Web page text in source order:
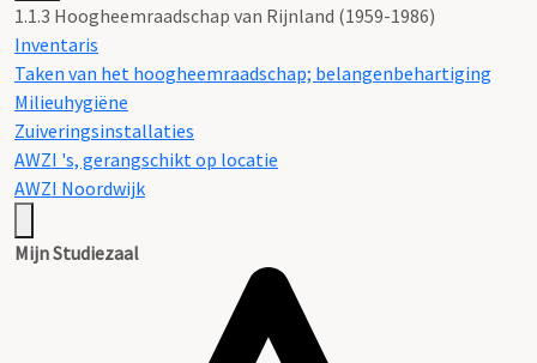
1.1.3 Hoogheemraadschap van Rijnland (1959-1986)
Inventaris
Taken van het hoogheemraadschap; belangenbehartiging
Milieuhygiëne
Zuiveringsinstallaties
AWZI 's, gerangschikt op locatie
AWZI Noordwijk
Mijn Studiezaal